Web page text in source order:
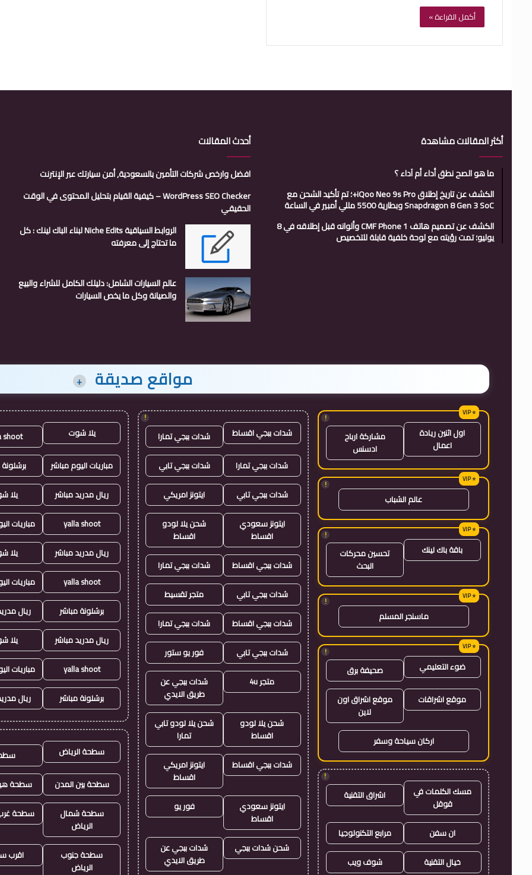
أكمل القراءة »
أكثر المقالات مشاهدة
ما هو الصح نطق أداء أم آداء ؟
الكشف عن تاريخ إطلاق iQoo Neo 9s Pro+؛ تم تأكيد الشحن مع
Snapdragon 8 Gen 3 SoC وبطارية 5500 مللي أمبير في الساعة
الكشف عن تصميم هاتف CMF Phone 1 وألوانه قبل إطلاقه في 8
يوليو؛ تمت رؤيته مع لوحة خلفية قابلة للتخصيص
أحدث المقالات
افضل وارخص شركات التأمين بالسعودية, أمن سيارتك عبر الإنترنت
WordPress SEO Checker – كيفية القيام بتحليل المحتوى في الوقت
الحقيقي
الروابط السياقية Niche Edits لبناء الباك لينك : كل
ما تحتاج إلى معرفته
عالم السيارات الشامل: دليلك الكامل للشراء والبيع
والصيانة وكل ما يخص السيارات
مواقع صديقة +
!
اول اثنين ريادة
اعمال
مشاركة ارباح
ادسنس
!
عالم الشباب
!
باقة باك لينك
تحسين محركات
البحث
!
ماسنجر المسلم
!
ضوء التعليمي صحيفة برق
موقع اشراقات
موقع اشراق اون
لاين
اركان سياحة وسفر
!
مسك الكلمات في
قوقل
اشراق التقنية
ان سفن مرابع التكنولوجيا
خيال التقنية شوف ويب
!
شدات ببجي اقساط شدات ببجي تمارا
شدات ببجي تمارا شدات ببجي تابي
شدات ببجي تابي ايتونز امريكي
ايتونز سعودي
اقساط
شحن يلا لودو
اقساط
شدات ببجي اقساط شدات ببجي تمارا
شدات ببجي تابي متجر تقسيط
شدات ببجي اقساط شدات ببجي تمارا
شدات ببجي تابي فور يو ستور
متجر 4u
شدات ببجي عن
طريق الايدي
شحن يلا لودو
اقساط
شحن يلا لودو تابي
تمارا
شدات ببجي اقساط
ايتونز امريكي
اقساط
ايتونز سعودي
اقساط
فور يو
شحن شدات ببجي
شدات ببجي عن
طريق الايدي
يلا شوت shoot
مباريات اليوم مباشر
ريال مدريد مباشر يلا
yalla shoot مباريات
ريال مدريد مباشر يلا
yalla shoot مباريات
برشلونة مباشر ريال
ريال مدريد مباشر يلا
yalla shoot مباريات
برشلونة مباشر ريال
سطحة الرياض
سطحة بين المدن سطحة
سطحة شمال
الرياض
سطحة
سطحة جنوب
الرياض
اقرب